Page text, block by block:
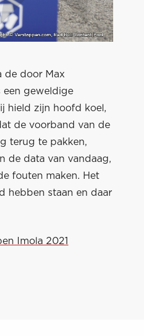
de door Max
een geweldige
hield zijn hoofd koel,
de voorband van de
terug te pakken,
de data van vandaag,
fouten maken. Het
hebben staan en daar
Imola 2021